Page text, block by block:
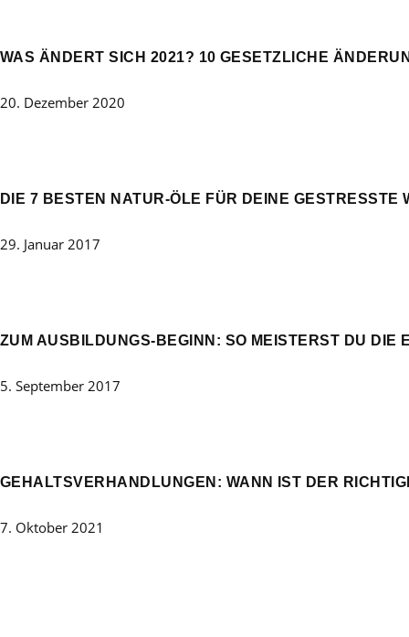
WAS ÄNDERT SICH 2021? 10 GESETZLICHE
20. Dezember 2020
DIE 7 BESTEN NATUR-ÖLE FÜR DEINE GESTRESSTE
29. Januar 2017
ZUM AUSBILDUNGS-BEGINN: SO MEISTERST DU DIE
5. September 2017
GEHALTSVERHANDLUNGEN: WANN IST DER
7. Oktober 2021